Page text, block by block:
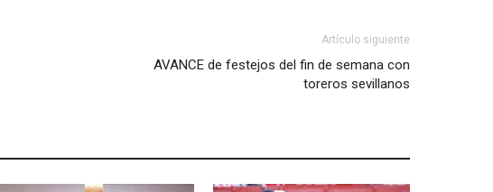
Artículo siguiente
AVANCE de festejos del fin de semana con
toreros sevillanos